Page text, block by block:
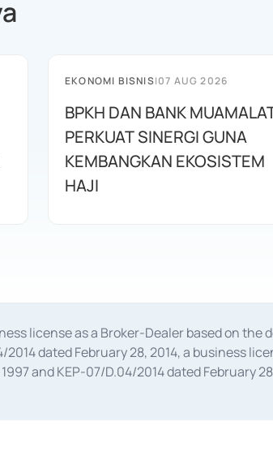
EKONOMI BISNIS|07 AUG 2026
BPKH DAN BANK
PERKUAT SINERGI GUNA
KEMBANGKAN EKOSISTEM
HAJI
license as a Broker-Dealer based on
2014 dated February 28, 2014, a business
and KEP-07/D.04/2014 dated
the decree of the Financial Services
whose license was issued in 2018.